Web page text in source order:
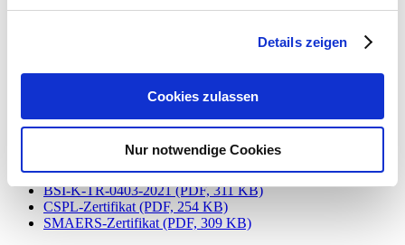
Details zeigen
Cookies zulassen
Nur notwendige Cookies
Aktuelle Zertifikate der mit BIO.CASH nutzbaren
TSEs
Hier finden Sie die Zertifikate der Epson Hardware-TSE und fiskaly
Cloud-TSE.
fiskaly (Cloud-TSE)
BSI-K-TR-0403-2021(PDF, 311 KB)
CSPL-Zertifikat (PDF, 254 KB)
SMAERS-Zertifikat (PDF, 309 KB)